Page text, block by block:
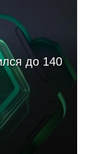
до 140